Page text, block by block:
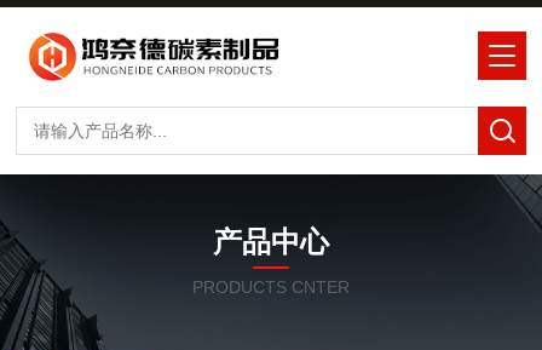
产品中心
PRODUCTS CNTER